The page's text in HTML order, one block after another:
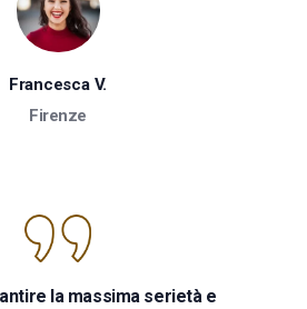
Francesca V.
Firenze
la massima serietà e